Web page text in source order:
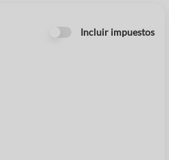
Incluir impuestos